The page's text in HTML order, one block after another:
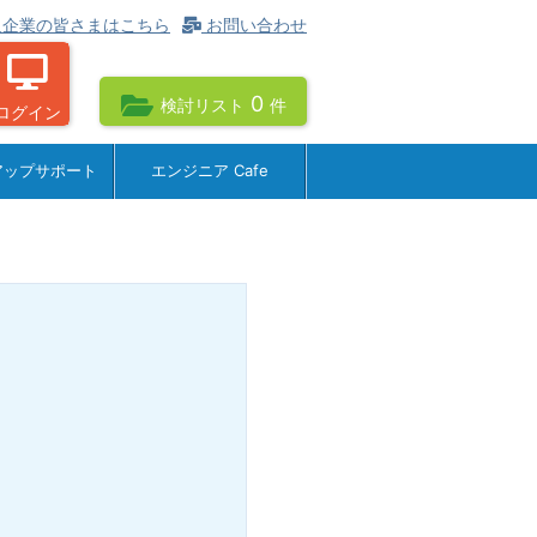
お問い合わせ
業の皆さまはこちら
グイン 検討リスト 0 件
プサポート エンジニア Cafe